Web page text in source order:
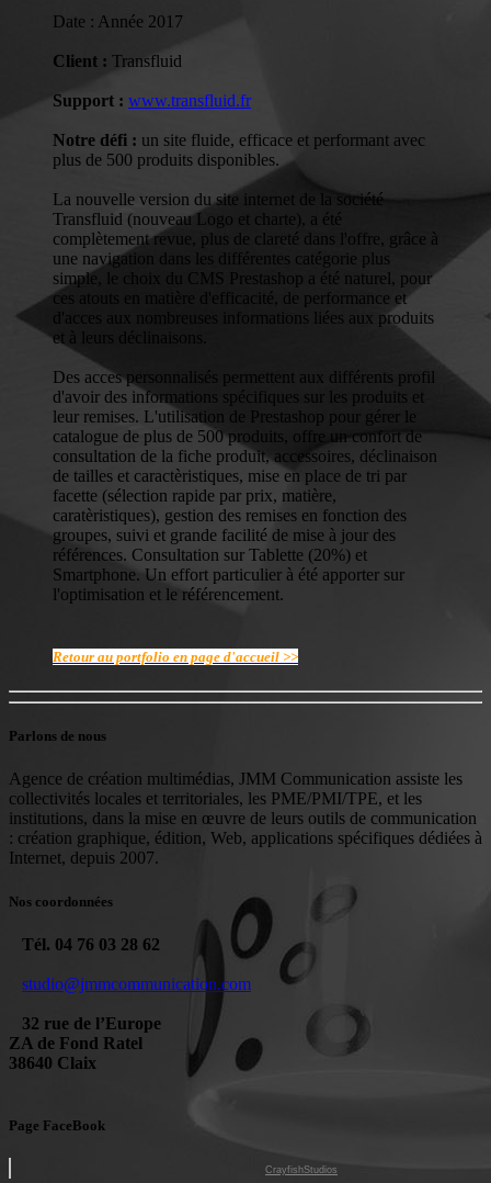
Date : Année 2017
Client : Transfluid
Support : www.transfluid.fr
Notre défi : un site fluide, efficace et performant avec
plus de 500 produits disponibles.
La nouvelle version du site internet de la société
Transfluid (nouveau Logo et charte), a été
complètement revue, plus de clareté dans l'offre, grâce à
une navigation dans les différentes catégorie plus
simple, le choix du CMS Prestashop a été naturel, pour
ces atouts en matière d'efficacité, de performance et
d'acces aux nombreuses informations liées aux produits
et à leurs déclinaisons.
Des acces personnalisés permettent aux différents profil
d'avoir des informations spécifiques sur les produits et
leur remises. L'utilisation de Prestashop pour gérer le
catalogue de plus de 500 produits, offre un confort de
consultation de la fiche produit, accessoires, déclinaison
de tailles et caractèristiques, mise en place de tri par
facette (sélection rapide par prix, matière,
caratèristiques), gestion des remises en fonction des
groupes, suivi et grande facilité de mise à jour des
références. Consultation sur Tablette (20%) et
Smartphone. Un effort particulier à été apporter sur
l'optimisation et le référencement.
Retour au portfolio en page d'accueil >>
Parlons de nous
Agence de création multimédias, JMM Communication assiste les
collectivités locales et territoriales, les PME/PMI/TPE, et les
institutions, dans la mise en œuvre de leurs outils de communication
: création graphique, édition, Web, applications spécifiques dédiées à
Internet, depuis 2007.
Nos coordonnées
Tél. 04 76 03 28 62
studio@jmmcommunication.com
32 rue de l’Europe
ZA de Fond Ratel
38640 Claix
Page FaceBook
CrayfishStudios